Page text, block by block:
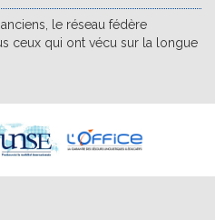
le réseau fédère
ceux qui ont vécu sur la longue